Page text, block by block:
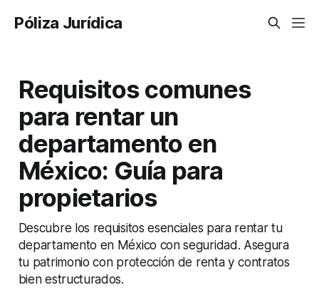
Póliza Jurídica
Requisitos comunes
para rentar un
departamento en
México: Guía para
propietarios
Descubre los requisitos esenciales para rentar tu
departamento en México con seguridad. Asegura
tu patrimonio con protección de renta y contratos
bien estructurados.